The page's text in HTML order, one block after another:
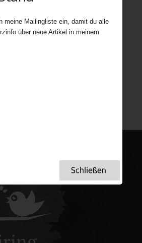
Genuss an eisigen Tagen
– Bestes Mittel gegen
meine Mailingliste ein, damit du alle
über neue Artikel in meinem